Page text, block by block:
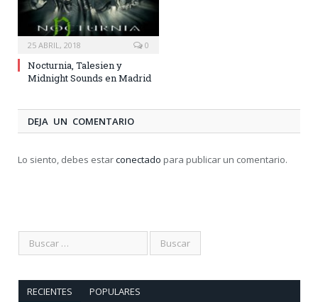
25 ABRIL, 2018 0
Nocturnia, Talesien y
Midnight Sounds en Madrid
DEJA UN COMENTARIO
Lo siento, debes estarconectado para publicar un comentario.
RECIENTES POPULARES